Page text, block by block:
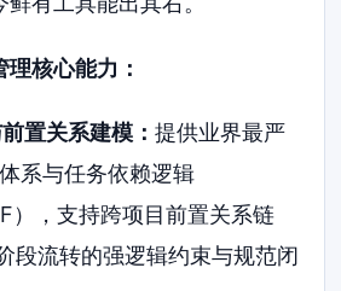
核心能力：
置关系建模： 提供业界最严
系与任务依赖逻辑
），支持跨项目前置关系链
段流转的强逻辑约束与规范闭